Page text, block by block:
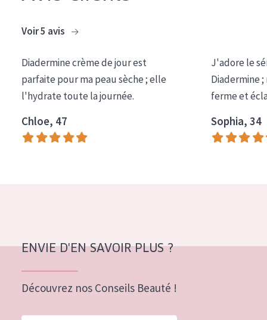
Essentials
Lift+
Expert
Peau sensible
Tous âges
Voir 5 avis
Diadermine crème de jour est
parfaite pour ma peau sèche ; elle
l'hydrate toute la journée.
Chloe, 47
J'adore le
Diadermine
ferme et
Sophia, 34
ENVIE D'EN SAVOIR PLUS ?
Découvrez nos Conseils Beauté !